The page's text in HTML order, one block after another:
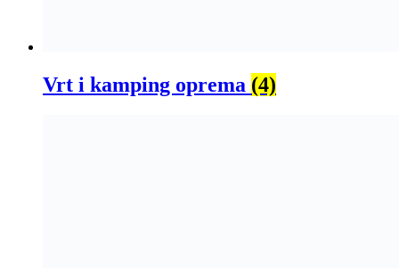
Vrt i kamping oprema (4)